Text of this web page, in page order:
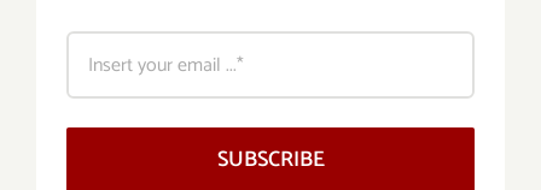
SUBSCRIBE